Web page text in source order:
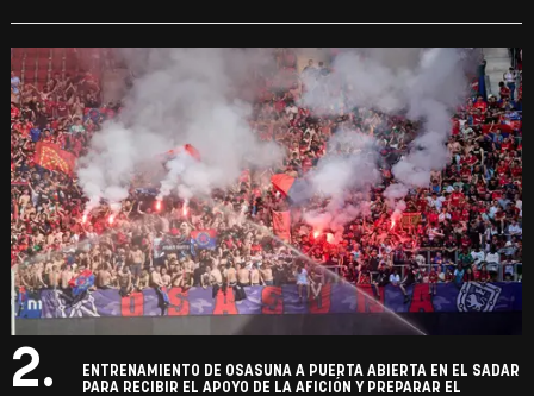
2.
ENTRENAMIENTO DE OSASUNA A PUERTA ABIERTA EN EL SADAR
PARA RECIBIR EL APOYO DE LA AFICIÓN Y PREPARAR EL